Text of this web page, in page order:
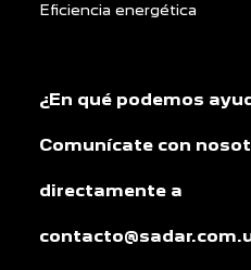
Eficiencia energética
¿En qué podemos
Comunícate con
directamente a